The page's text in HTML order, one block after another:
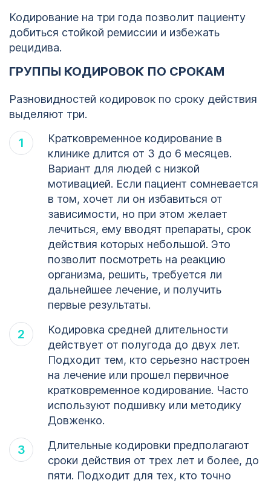
Кодирование на три года позволит пациенту
добиться стойкой ремиссии и избежать
рецидива.
ГРУППЫ КОДИРОВОК ПО СРОКАМ
Разновидностей кодировок по сроку действия
выделяют три.
Кратковременное кодирование в
клинике длится от 3 до 6 месяцев.
Вариант для людей с низкой
мотивацией. Если пациент сомневается
в том, хочет ли он избавиться от
зависимости, но при этом желает
лечиться, ему вводят препараты, срок
действия которых небольшой. Это
позволит посмотреть на реакцию
организма, решить, требуется ли
дальнейшее лечение, и получить
первые результаты.
Кодировка средней длительности
действует от полугода до двух лет.
Подходит тем, кто серьезно настроен
на лечение или прошел первичное
кратковременное кодирование. Часто
используют подшивку или методику
Довженко.
Длительные кодировки предполагают
сроки действия от трех лет и более, до
пяти. Подходит для тех, кто точно